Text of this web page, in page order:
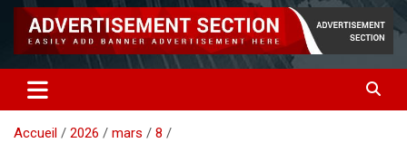
Accueil 2026 mars
8